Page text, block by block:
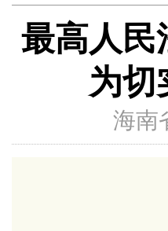
最高人民
为切
海南